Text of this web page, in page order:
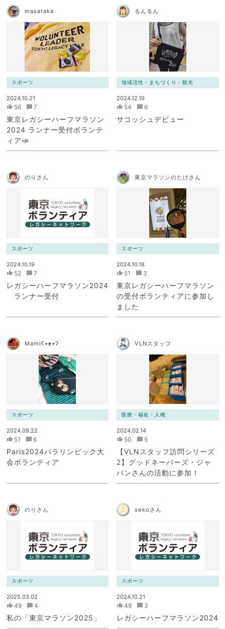
masataka
スポーツ
2024.10.21
56 7
東京レガシーハーフマラソン
2024 ランナー受付ボランテ
ィア📣
るんるん
地域活性・まちづくり・観光
2024.12.19
54 6
サコッシュデビュー
のりさん
スポーツ
2024.10.19
52 7
レガシーハーフマラソン2024
ランナー受付
東京マラソンのたけさん
スポーツ
2024.10.18
51 3
東京レガシーハーフマラソン
の受付ボランティアに参加し
ました
Mamiʕ•ᴥ•ʔ
スポーツ
2024.09.22
51 6
Paris2024パラリンピック大
会ボランティア
VLNスタッフ
医療・福祉・人権
2024.02.14
50 5
【VLNスタッフ訪問シリーズ
2】グッドネーバーズ・ジャ
パンさんの活動に参加！
のりさん
スポーツ
2025.03.02
49 4
私の「東京マラソン2025」
sekoさん
スポーツ
2024.10.21
49 3
レガシーハーフマラソン2024